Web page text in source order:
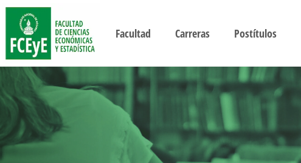
Facultad Carreras Postítulos